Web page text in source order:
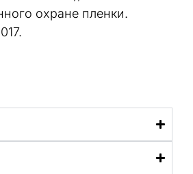
охране пленки.